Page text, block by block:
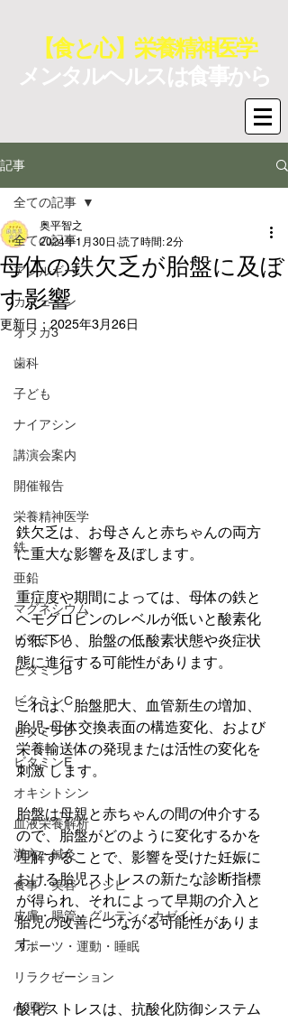
【食と心】栄養精神医学
メンタルヘルスは食事から
記事
全ての記事
アレルギー
カフェイン
オメガ3
歯科
子ども
ナイアシン
講演会案内
開催報告
栄養精神医学
鉄
亜鉛
マグネシウム
ビタミンA
ビタミンB
ビタミンC
ビタミンD
ビタミンE
オキシトシン
血液栄養解析
漢方・鍼灸
食事・美容・レシピ
皮膚・腸管・グルテン・カゼイン
スポーツ・運動・睡眠
リラクゼーション
心理学
全ての記事
母体の鉄欠乏が胎盤に及ぼ
す影響
奥平智之
2024年1月30日 読了時間: 2分
更新日：2025年3月26日
鉄欠乏は、お母さんと赤ちゃんの両方
に重大な影響を及ぼします。
重症度や期間によっては、母体の鉄と
ヘモグロビンのレベルが低いと酸素化
が低下し、胎盤の低酸素状態や炎症状
態に進行する可能性があります。
これは、胎盤肥大、血管新生の増加、
胎児-母体交換表面の構造変化、および
栄養輸送体の発現または活性の変化を
刺激 します。
胎盤は母親と赤ちゃんの間の仲介する
ので、胎盤がどのように変化するかを
理解することで、影響を受けた妊娠に
おける胎児ストレスの新たな診断指標
が得られ、それによって早期の介入と
胎児の改善につながる可能性がありま
す。
酸化ストレスは、抗酸化防御システム